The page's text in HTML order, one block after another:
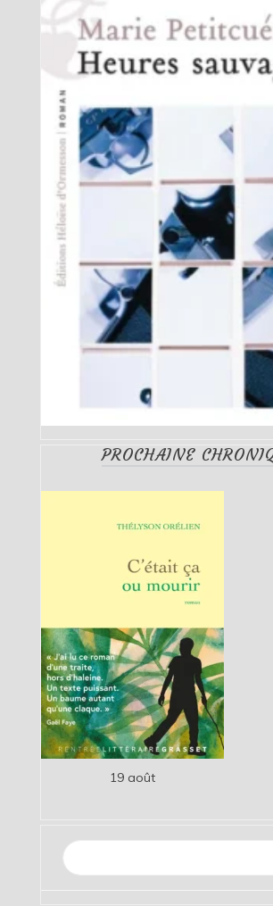
PROCHAINE
19 août